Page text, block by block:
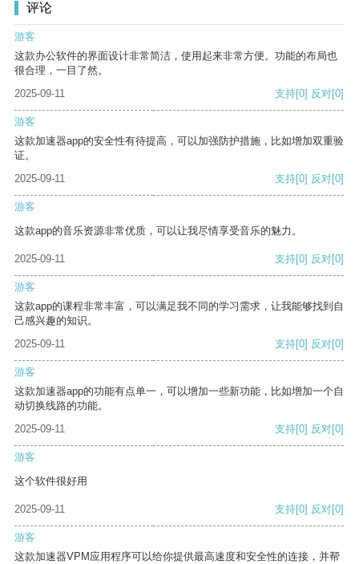
评论
游客
这款办公软件的界面设计非常简洁，使用起来非常方便。功能的布局也
很合理，一目了然。
2025-09-11
支持[0] 反对[0]
游客
这款加速器app的安全性有待提高，可以加强防护措施，比如增加双重验
证。
2025-09-11
支持[0] 反对[0]
游客
这款app的音乐资源非常优质，可以让我尽情享受音乐的魅力。
2025-09-11 支持[0] 反对[0]
游客
这款app的课程非常丰富，可以满足我不同的学习需求，让我能够找到自
己感兴趣的知识。
2025-09-11
支持[0] 反对[0]
游客
这款加速器app的功能有点单一，可以增加一些新功能，比如增加一个自
动切换线路的功能。
2025-09-11
支持[0] 反对[0]
游客
这个软件很好用
2025-09-11 支持[0] 反对[0]
游客
这款加速器VPM应用程序可以给你提供最高速度和安全性的连接，并帮